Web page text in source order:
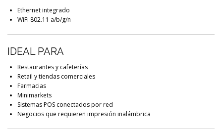
Ethernet integrado
WiFi 802.11 a/b/g/n
IDEAL PARA
Restaurantes y cafeterías
Retail y tiendas comerciales
Farmacias
Minimarkets
Sistemas POS conectados por red
Negocios que requieren impresión inalámbrica